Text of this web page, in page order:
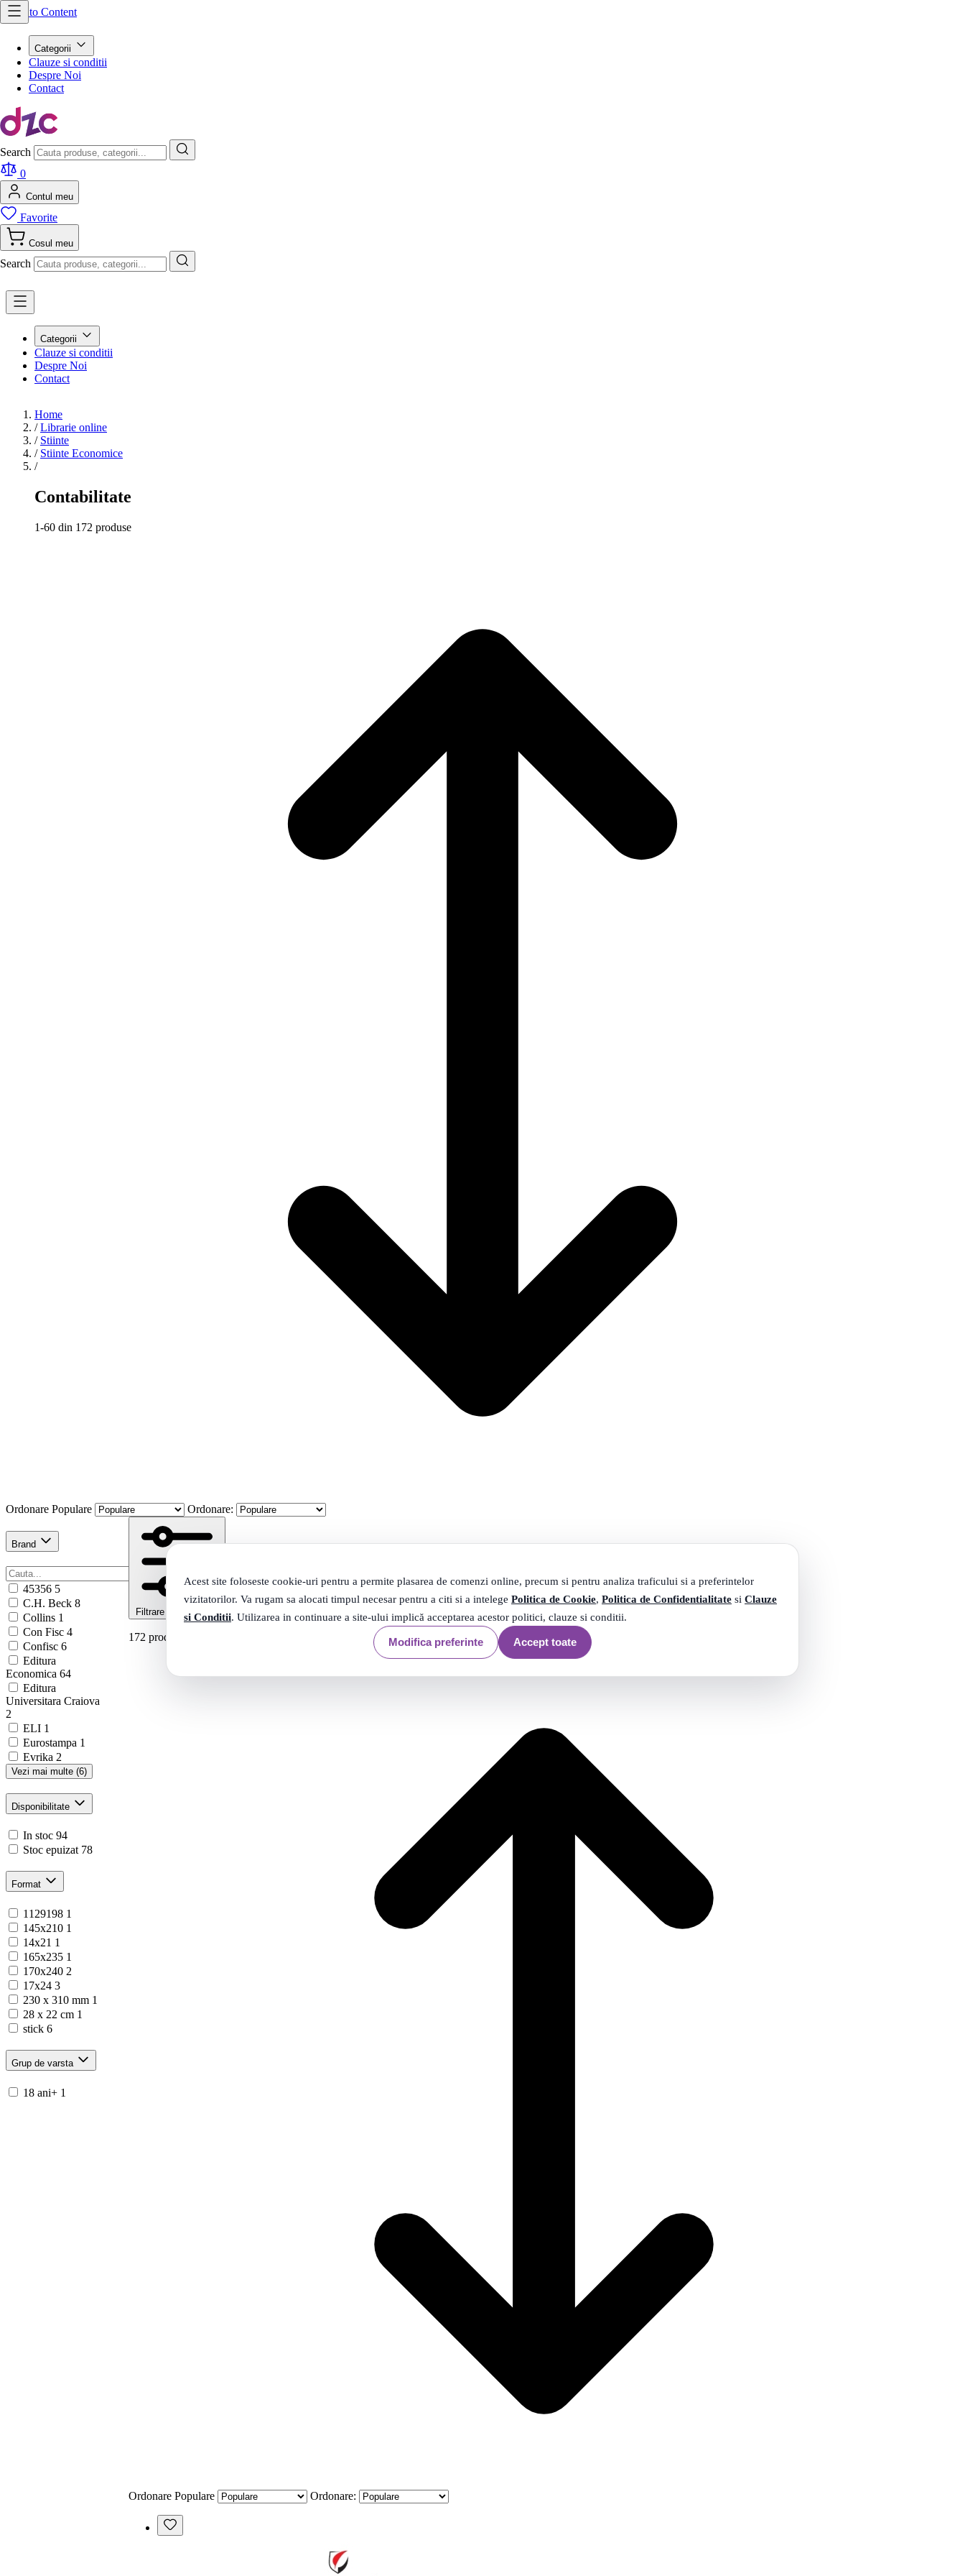
Acest site foloseste cookie-uri pentru a permite plasarea de comenzi online, precum si pentru analiza traficului si a preferintelor
vizitatorilor. Va rugam sa alocati timpul necesar pentru a citi si a intelege Politica de Cookie, Politica de Confidentialitate si Clauze
si Conditii. Utilizarea in continuare a site-ului implică acceptarea acestor politici, clauze si conditii.
Modifica preferinte Accept toate
Skip to Content
Categorii
Clauze si conditii
Despre Noi
Contact
Search
0
Contul meu
Favorite
Cosul meu
Search
Categorii
Clauze si conditii
Despre Noi
Contact
Home
/ Librarie online
/ Stiinte
/ Stiinte Economice
/
Contabilitate
1-60 din 172 produse
Ordonare Populare Ordonare:
Brand
45356 5
C.H. Beck 8
Collins 1
Con Fisc 4
Confisc 6
Editura
Economica 64
Editura
Universitara Craiova
2
ELI 1
Eurostampa 1
Evrika 2
Vezi mai multe (6)
Disponibilitate
In stoc 94
Stoc epuizat 78
Format
1129198 1
145x210 1
14x21 1
165x235 1
170x240 2
17x24 3
230 x 310 mm 1
28 x 22 cm 1
stick 6
Grup de varsta
18 ani+ 1
Filtrare 172 produse
172 produse
Ordonare Populare Ordonare: